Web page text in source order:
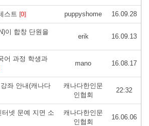
스트 [0] puppyshome 16.09.28
이 합창 단원을
erik 16.09.13
어 과정 학생과
mano 16.08.17
좌 안내(캐나다
캐나다한인문
인협회
22:32
넷 문예 지면 소
캐나다한인문
인협회
16.06.06